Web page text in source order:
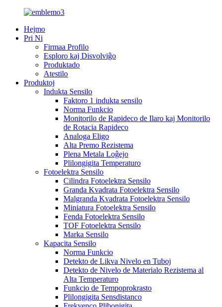
Hejmo
Pri Ni
Firmaa Profilo
Esploro kaj Disvolviĝo
Produktado
Atestilo
Produktoj
Indukta Sensilo
Faktoro 1 indukta sensilo
Norma Funkcio
Monitorilo de Rapideco de Ilaro kaj Monitorilo
de Rotacia Rapideco
Analoga Eligo
Alta Premo Rezistema
Plena Metala Loĝejo
Plilongigita Temperaturo
Fotoelektra Sensilo
Cilindra Fotoelektra Sensilo
Granda Kvadrata Fotoelektra Sensilo
Malgranda Kvadrata Fotoelektra Sensilo
Miniatura Fotoelektra Sensilo
Fenda Fotoelektra Sensilo
TOF Fotoelektra Sensilo
Marka Sensilo
Kapacita Sensilo
Norma Funkcio
Detekto de Likva Nivelo en Tuboj
Detekto de Nivelo de Materialo Rezistema al
Alta Temperaturo
Funkcio de Tempoprokrasto
Plilongigita Sensdistanco